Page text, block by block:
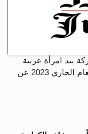
بيد امرأة عربية
بفوز شركتها بجائزة زايد للاستدامة للعام الجاري 2023 عن